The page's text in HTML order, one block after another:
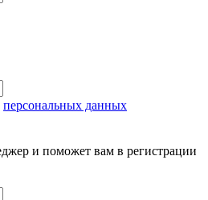
персональных данных
и поможет вам в регистрации